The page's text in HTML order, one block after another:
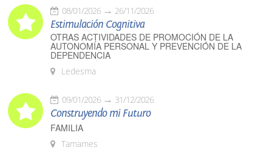
08/01/2026 26/11/2026
Estimulación Cognitiva
OTRAS ACTIVIDADES DE PROMOCIÓN DE LA
AUTONOMÍA PERSONAL Y PREVENCIÓN DE LA
DEPENDENCIA
Ledesma
09/01/2026 31/12/2026
Construyendo mi Futuro
FAMILIA
Tamames